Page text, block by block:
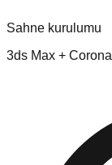
Sahne kurulumu
3ds Max + Corona